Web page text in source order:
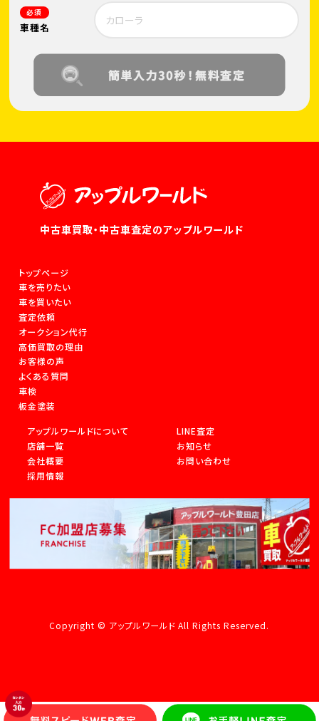
必須
車種名
中古車買取・中古車査定のアップルワールド
トップページ
車を売りたい
車を買いたい
査定依頼
オークション代行
高価買取の理由
お客様の声
よくある質問
車検
板金塗装
アップルワールドについて
店舗一覧
会社概要
採用情報
LINE査定
お知らせ
お問い合わせ
Copyright © アップルワールド All Rights Reserved.